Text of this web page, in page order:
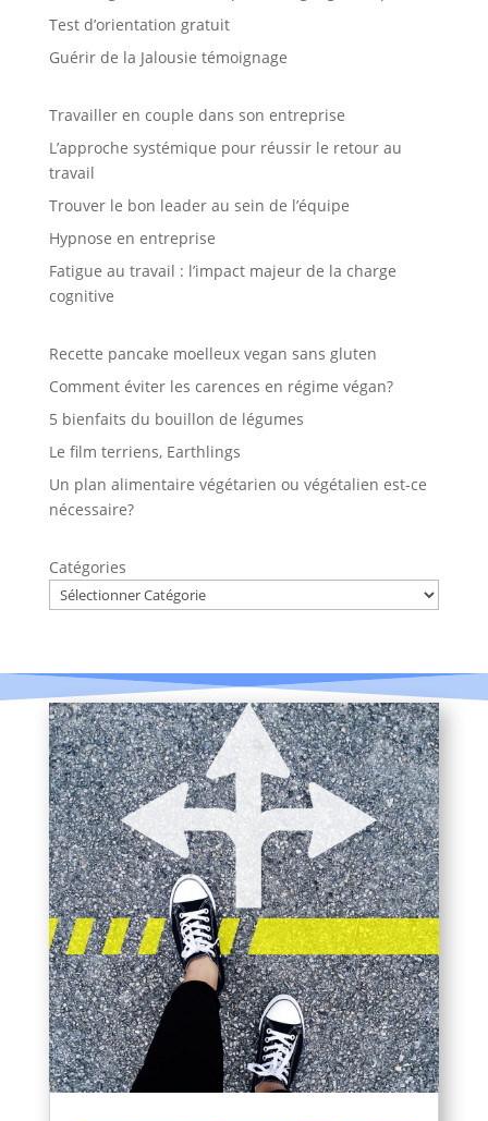
Test d’orientation gratuit
Guérir de la Jalousie témoignage
Travailler en couple dans son entreprise
L’approche systémique pour réussir le retour au
travail
Trouver le bon leader au sein de l’équipe
Hypnose en entreprise
Fatigue au travail : l’impact majeur de la charge
cognitive
Recette pancake moelleux vegan sans gluten
Comment éviter les carences en régime végan?
5 bienfaits du bouillon de légumes
Le film terriens, Earthlings
Un plan alimentaire végétarien ou végétalien est-ce
nécessaire?
Catégories